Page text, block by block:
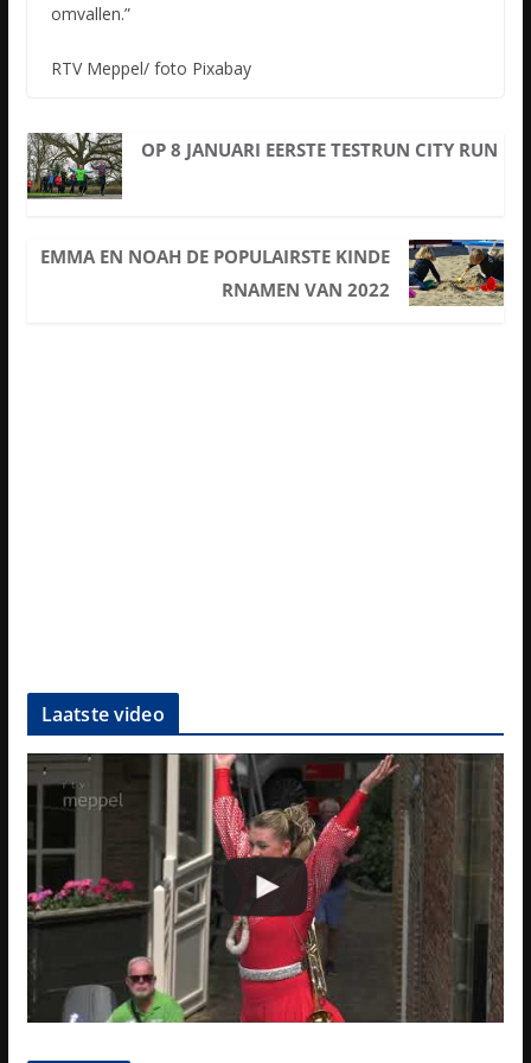
omvallen.”
RTV Meppel/ foto Pixabay
OP 8 JANUARI EERSTE TESTRUN CITY RUN
EMMA EN NOAH DE POPULAIRSTE KINDE
RNAMEN VAN 2022
Laatste video